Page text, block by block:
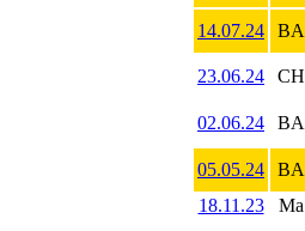
14.07.24 BA
23.06.24 CH
02.06.24 BA
05.05.24 BA
18.11.23
Ma